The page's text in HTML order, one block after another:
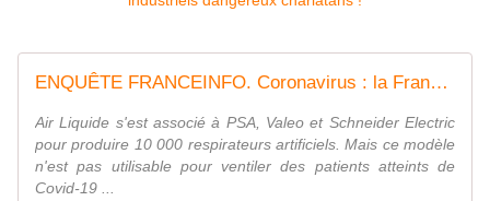
ENQUÊTE FRANCEINFO. Coronavirus : la France fabrique-t-elle en toute urgence des respirateurs artificiels inadaptés ?
Air Liquide s'est associé à PSA, Valeo et Schneider Electric
pour produire 10 000 respirateurs artificiels. Mais ce modèle
n'est pas utilisable pour ventiler des patients atteints de
Covid-19 ...